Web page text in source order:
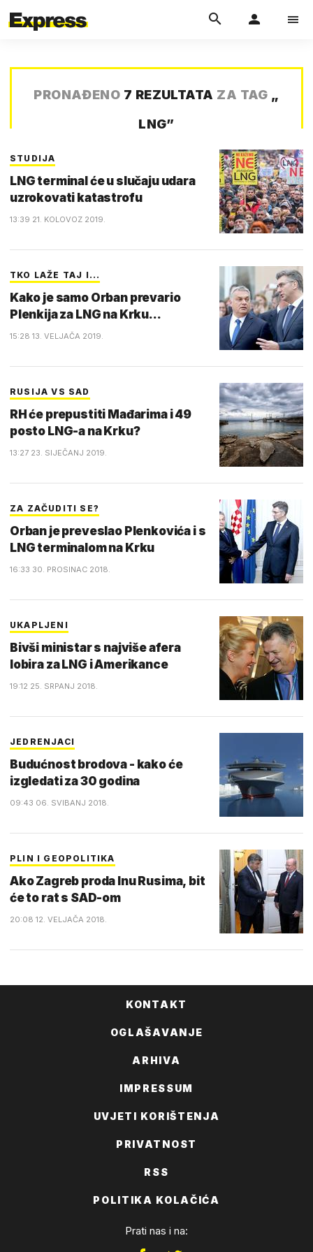
PRONAĐENO 7 REZULTATA ZA TAG „
LNG”
STUDIJA
LNG terminal će u slučaju udara
uzrokovati katastrofu
13:39 21. KOLOVOZ 2019.
TKO LAŽE TAJ I...
Kako je samo Orban prevario
Plenkija za LNG na Krku...
15:28 13. VELJAČA 2019.
RUSIJA VS SAD
RH će prepustiti Mađarima i 49
posto LNG-a na Krku?
13:27 23. SIJEČANJ 2019.
ZA ZAČUDITI SE?
Orban je preveslao Plenkovića i s
LNG terminalom na Krku
16:33 30. PROSINAC 2018.
UKAPLJENI
Bivši ministar s najviše afera
lobira za LNG i Amerikance
19:12 25. SRPANJ 2018.
JEDRENJACI
Budućnost brodova - kako će
izgledati za 30 godina
09:43 06. SVIBANJ 2018.
PLIN I GEOPOLITIKA
Ako Zagreb proda Inu Rusima, bit
će to rat s SAD-om
20:08 12. VELJAČA 2018.
KONTAKT
OGLAŠAVANJE
ARHIVA
IMPRESSUM
UVJETI KORIŠTENJA
PRIVATNOST
RSS
POLITIKA KOLAČIĆA
Prati nas i na: